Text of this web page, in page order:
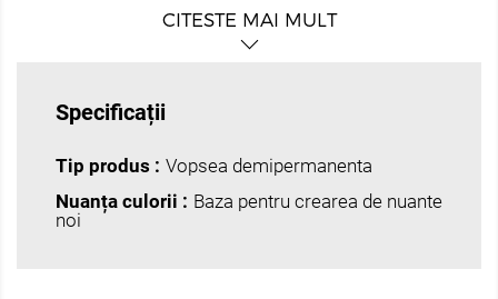
CITESTE MAI MULT
Specificații
Tip produs : Vopsea demipermanenta
Nuanța culorii : Baza pentru crearea de nuante
noi